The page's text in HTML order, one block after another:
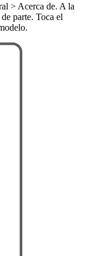
> Acerca de. A la
parte. Toca el